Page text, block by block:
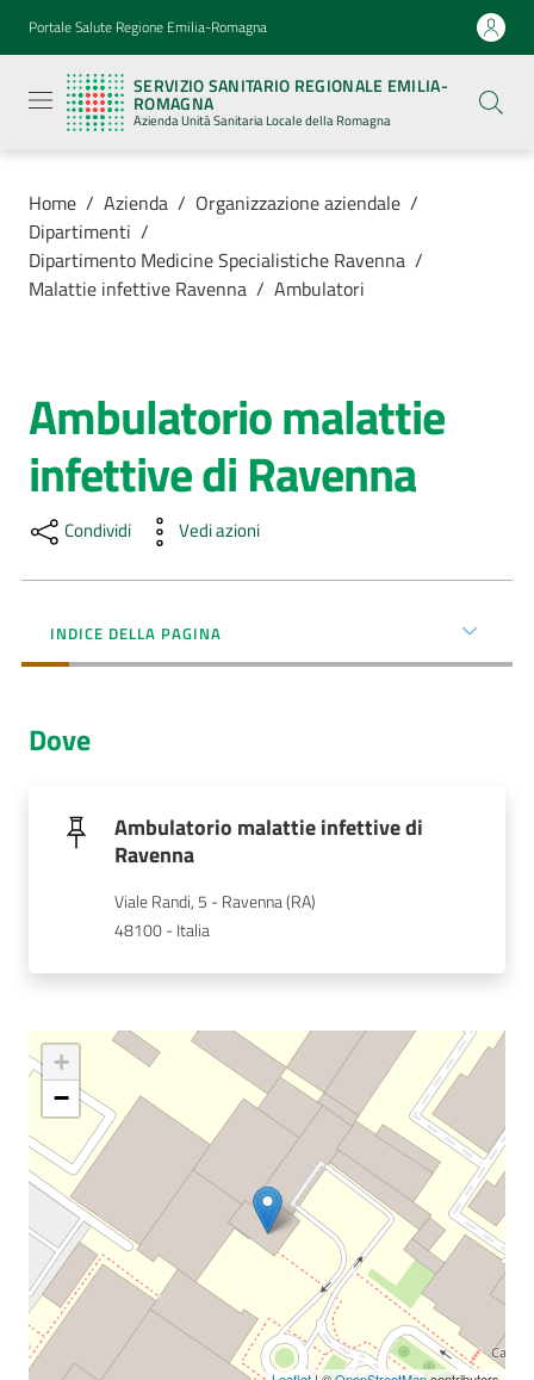
Vai al contenuto
Vai alla navigazione
Vai al footer
Portale Salute Regione Emilia-Romagna
SERVIZIO SANITARIO REGIONALE EMILIA-
ROMAGNA
Azienda Unità Sanitaria Locale della Romagna
Sanitario
Regionale
Emilia-
Romagna
Azienda
Sanitaria
Locale della
Romagna
Servizi
Luoghi
di
cura
Menu selezionato
AUSL
Servizi
e
Concorsi
Seguici
su
Home / Azienda / Organizzazione aziendale /
Dipartimenti /
Dipartimento Medicine Specialistiche Ravenna /
Malattie infettive Ravenna / Ambulatori
Salta al contenuto
Ambulatorio malattie
infettive di Ravenna
Condividi Vedi azioni
INDICE DELLA PAGINA
Dove
Ambulatorio malattie infettive di
Ravenna
Viale Randi, 5 - Ravenna (RA)
48100 - Italia
+
−